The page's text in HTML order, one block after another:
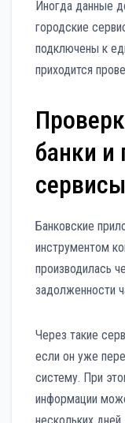
Иногда данные
городские
подключены к
приходится
банки
сервисы
Банковские
инструментом
производилась
задолженности
Через такие
если он уже
систему. При
информации